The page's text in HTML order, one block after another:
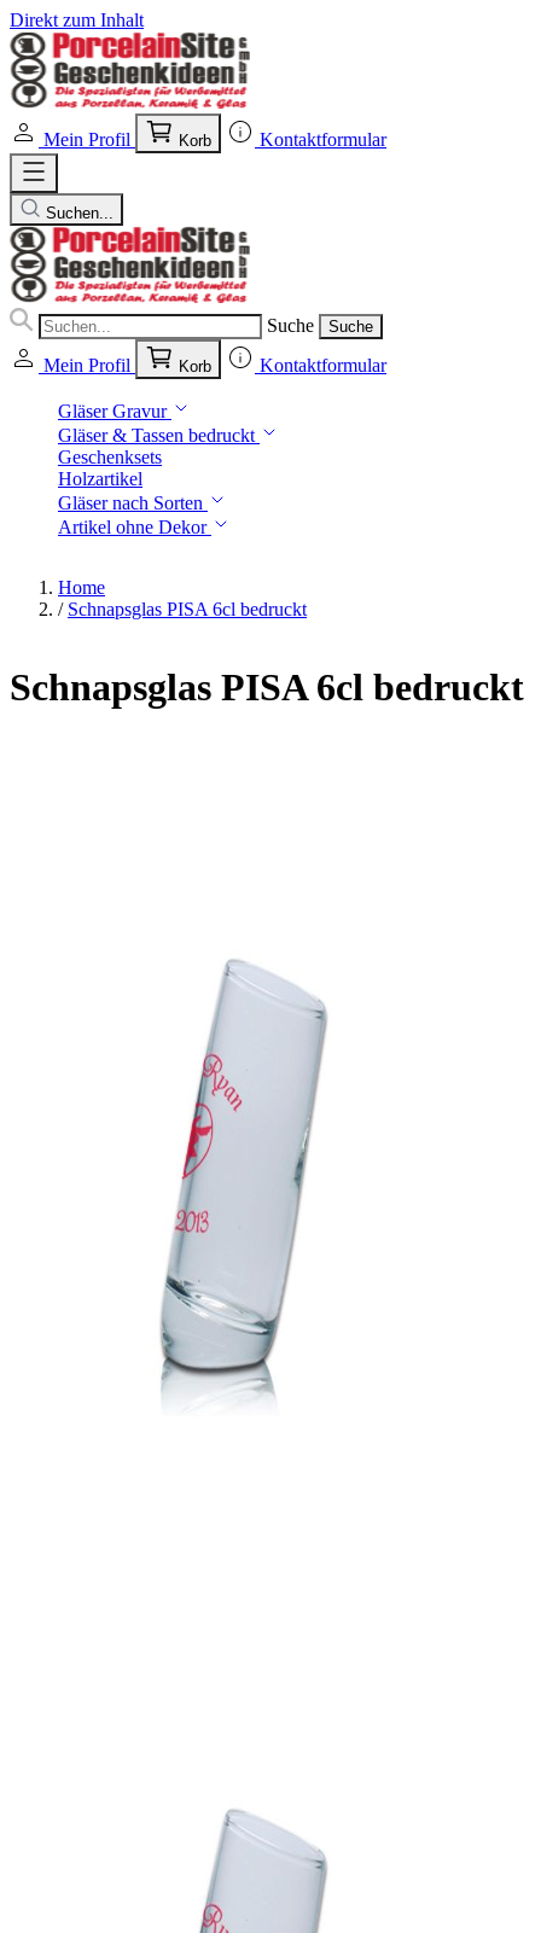
Direkt zum Inhalt
Mein Profil Korb Kontaktformular
Suchen...
Suche Suche
Mein Profil Korb Kontaktformular
Gläser Gravur
Gläser & Tassen bedruckt
Geschenksets
Holzartikel
Gläser nach Sorten
Artikel ohne Dekor
Home
/ Schnapsglas PISA 6cl bedruckt
Schnapsglas PISA 6cl bedruckt